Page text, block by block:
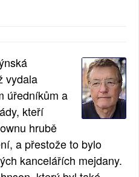
vydala
úředníkům a
kteří
hrubě
a přestože to bylo
kancelářích mejdany.